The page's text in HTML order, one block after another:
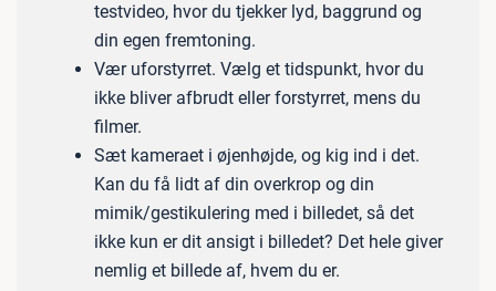
testvideo, hvor du tjekker lyd, baggrund og
din egen fremtoning.
Vær uforstyrret. Vælg et tidspunkt, hvor du
ikke bliver afbrudt eller forstyrret, mens du
filmer.
Sæt kameraet i øjenhøjde, og kig ind i det.
Kan du få lidt af din overkrop og din
mimik/gestikulering med i billedet, så det
ikke kun er dit ansigt i billedet? Det hele giver
nemlig et billede af, hvem du er.